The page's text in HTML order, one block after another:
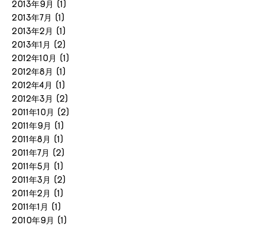
2013年9月 (1)
2013年7月 (1)
2013年2月 (1)
2013年1月 (2)
2012年10月 (1)
2012年8月 (1)
2012年4月 (1)
2012年3月 (2)
2011年10月 (2)
2011年9月 (1)
2011年8月 (1)
2011年7月 (2)
2011年5月 (1)
2011年3月 (2)
2011年2月 (1)
2011年1月 (1)
2010年9月 (1)